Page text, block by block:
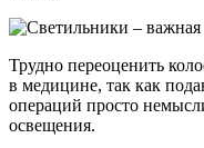
Трудно переоценить
в медицине, так как
операций просто
освещения.